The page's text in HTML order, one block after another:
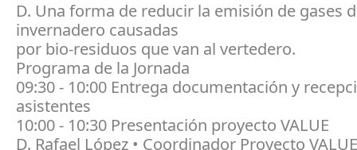
D. Una forma de reducir la emisión de gases
invernadero causadas
por bio-residuos que van al vertedero.
Programa de la Jornada
09:30 - 10:00 Entrega documentación y
asistentes
10:00 - 10:30 Presentación proyecto VALUE
D. Rafael López • Coordinador Proyecto VALUE